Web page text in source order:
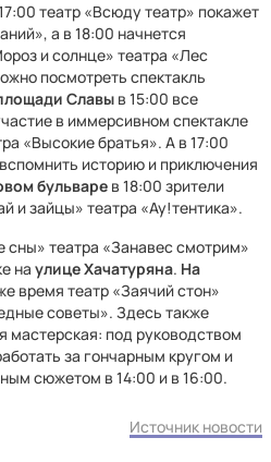
театр «Всюду театр» покажет
а в 18:00 начнется
и солнце» театра «Лес
посмотреть спектакль
Славы в 15:00 все
в иммерсивном спектакле
«Высокие братья». А в 17:00
историю и приключения
бульваре в 18:00 зрители
и зайцы» театра «Ау!тентика».
сны» театра «Занавес смотрим»
на улице Хачатуряна. На
время театр «Заячий стон»
советы». Здесь также
мастерская: под руководством
за гончарным кругом и
сюжетом в 14:00 и в 16:00.
Источник новости